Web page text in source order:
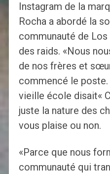
Instagram de la
Rocha a abordé la
communauté de
des raids. «Nous
de nos frères et
commencé le
vieille école disait«
juste la nature des
vous plaise ou non.
«Parce que nous
communauté qui